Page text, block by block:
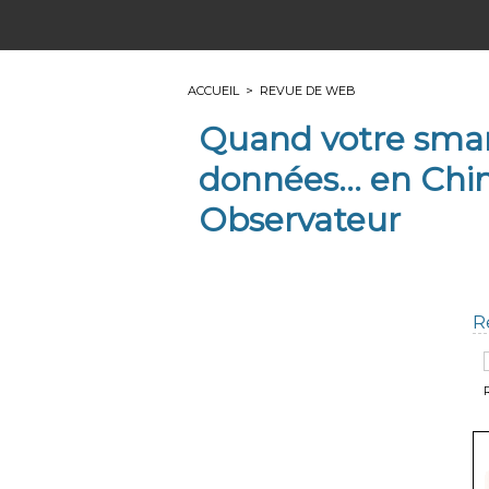
ACCUEIL > REVUE DE WEB
Quand votre
données... en
Observateur